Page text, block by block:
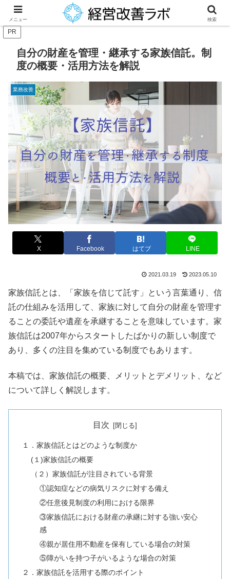
中小企業経営者に役立つ財務改善等のノウハウを提供
PR
自分の財産を管理・継承する家族信託。制
度の概要・活用方法を解説
業務改善
X Facebook はてブ LINE
2021.03.19 2023.05.10
家族信託とは、「家族を信じて託す」という言葉通り、信
託の仕組みを活用して、家族に対して自分の財産を管理す
ることの委託や遺産を承継することを意味しています。家
族信託は2007年からスタートしたばかりの新しい制度で
あり、多くの注目を集めている制度でもあります。
本稿では、家族信託の概要、メリットとデメリット、など
について詳しく解説します。
目次
１．家族信託とはどのような制度か
(１)家族信託の概要
（２）家族信託が注目されている背景
①認知症などの病気リスクに対する備え
②任意後見制度の利用における限界
③家族信託における財産の承継に対する強い安心
感
④親が居住用不動産を保有している場合の対策
⑤障がいを持つ子がいるような場合の対策
２．家族信託を活用する際のポイント
メニュー 検索